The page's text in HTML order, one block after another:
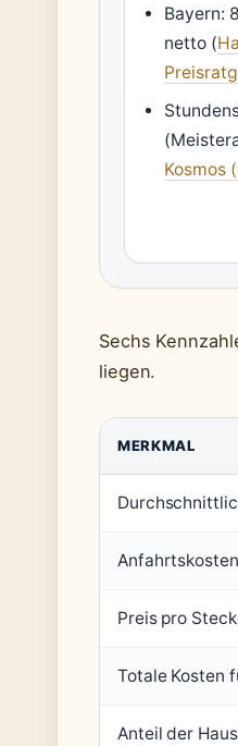
Bayern:
netto (
Kosmos
Sechs
liegen.
MERKMAL
Preis pro
Totale Kosten
Anteil der